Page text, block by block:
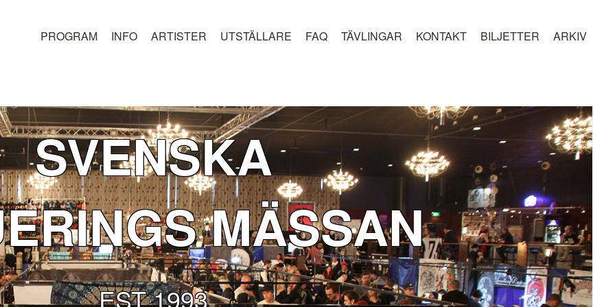
PROGRAM INFO ARTISTER UTSTÄLLARE FAQ TÄVLINGAR KONTAKT BILJETTER ARKIV
SVENSKA
MÄSSAN
EST 1993